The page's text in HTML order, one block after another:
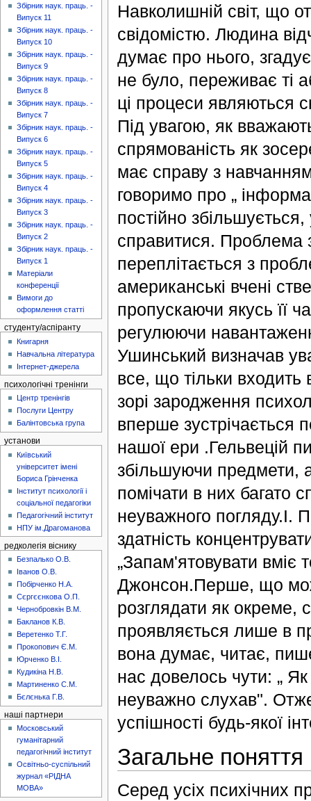
Навколишній світ, що
свідомістю. Людина
думає про нього,
не було, переживає ті
ці процеси являються
Під увагою, як
спрямованість як
має справу з
говоримо про „
постійно збільшується,
справитися. Проблема
переплітається з
американські вчені
пропускаючи якусь її
регулюючи
Ушинський визначав
все, що тільки входить
зорі зародження
вперше зустрічається
нашої ери .Гельвецій
збільшуючи предмети,
помічати в них багато
неуважного погляду.І.
здатність
„Запам'ятовувати
Джонсон.Перше, що
розглядати як окреме,
проявляється лише в
вона думає, читає,
нас довелось чути: „
неуважно слухав".
успішності будь-якої
Загальне поняття
Серед усіх психічних
Збірник наук. праць. -
Випуск 11
Збірник наук. праць. -
Випуск 10
Збірник наук. праць. -
Випуск 9
Збірник наук. праць. -
Випуск 8
Збірник наук. праць. -
Випуск 7
Збірник наук. праць. -
Випуск 6
Збірник наук. праць. -
Випуск 5
Збірник наук. праць. -
Випуск 4
Збірник наук. праць. -
Випуск 3
Збірник наук. праць. -
Випуск 2
Збірник наук. праць. -
Випуск 1
Матеріали
конференції
Вимоги до
оформлення статті
студенту/аспіранту
Книгарня
Навчальна література
Інтернет-джерела
психологічні тренінги
Центр тренінгів
Послуги Центру
Балінтовська група
установи
Київський
університет імені
Бориса Грінченка
Інститут психології і
соціальної педагогіки
Педагогічний інститут
НПУ ім.Драгоманова
редколегія віснику
Безпалько О.В.
Іванов О.В.
Побірченко Н.А.
Сєргєєнкова О.П.
Чернобровкін В.М.
Бакланов К.В.
Веретенко Т.Г.
Прокопович Є.М.
Юрченко В.І.
Кудикіна Н.В.
Мартиненко С.М.
Бєлєнька Г.В.
наші партнери
Московський
гуманітарний
педагогічний інститут
Освітньо-суспільний
журнал «РІДНА
МОВА»